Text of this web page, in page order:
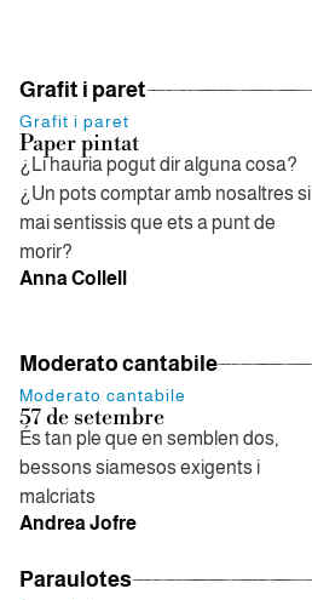
Grafit i paret
Grafit i paret
Paper pintat
¿Li hauria pogut dir alguna cosa?
¿Un pots comptar amb nosaltres si
mai sentissis que ets a punt de
morir?
Anna Collell
Moderato cantabile
Moderato cantabile
57 de setembre
És tan ple que en semblen dos,
bessons siamesos exigents i
malcriats
Andrea Jofre
Paraulotes